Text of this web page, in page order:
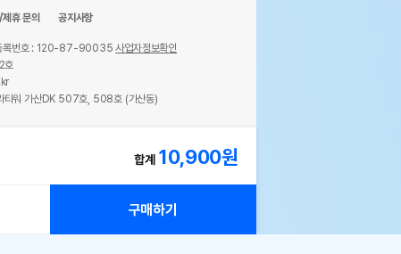
합계 10,900원
구매하기
휴 문의 공지사항
록번호 : 120-87-90035사업자정보확인
호
타워 가산DK 507호, 508호 (가산동)